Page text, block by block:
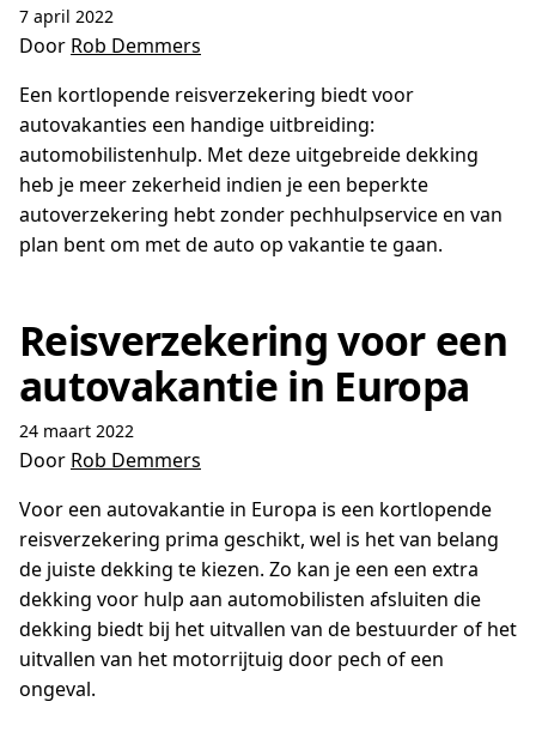
7 april 2022
Door Rob Demmers
Een kortlopende reisverzekering biedt voor
autovakanties een handige uitbreiding:
automobilistenhulp. Met deze uitgebreide dekking
heb je meer zekerheid indien je een beperkte
autoverzekering hebt zonder pechhulpservice en van
plan bent om met de auto op vakantie te gaan.
Reisverzekering voor een
autovakantie in Europa
24 maart 2022
Door Rob Demmers
Voor een autovakantie in Europa is een kortlopende
reisverzekering prima geschikt, wel is het van belang
de juiste dekking te kiezen. Zo kan je een een extra
dekking voor hulp aan automobilisten afsluiten die
dekking biedt bij het uitvallen van de bestuurder of het
uitvallen van het motorrijtuig door pech of een
ongeval.